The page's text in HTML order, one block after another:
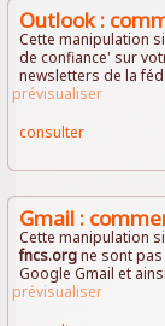
Outlook :
Cette manipulation
de confiance' sur
newsletters de la
prévisualiser
consulter
Gmail :
Cette manipulation
fncs.orgne sont
Google Gmail et
prévisualiser